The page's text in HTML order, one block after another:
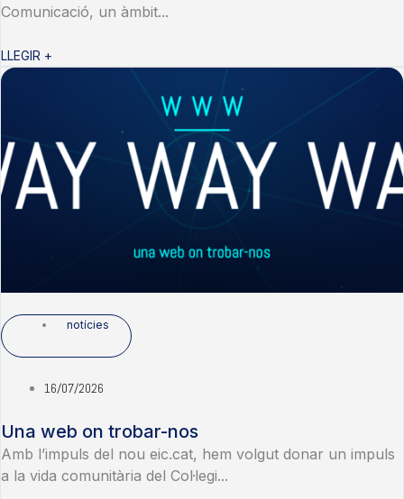
Comunicació, un àmbit...
LLEGIR +
notícies
16/07/2026
Una web on trobar-nos
Amb l’impuls del nou eic.cat, hem volgut donar un impuls
a la vida comunitària del Col·legi...